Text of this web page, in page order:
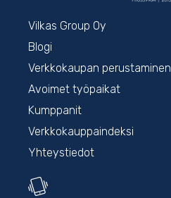
Vilkas Group Oy
Blogi
Verkkokaupan perustaminen
Avoimet työpaikat
Kumppanit
Verkkokauppaindeksi
Yhteystiedot